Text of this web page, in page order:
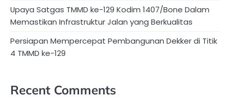
Upaya Satgas TMMD ke-129 Kodim 1407/Bone Dalam
Memastikan Infrastruktur Jalan yang Berkualitas
Persiapan Mempercepat Pembangunan Dekker di Titik
4 TMMD ke-129
Recent Comments